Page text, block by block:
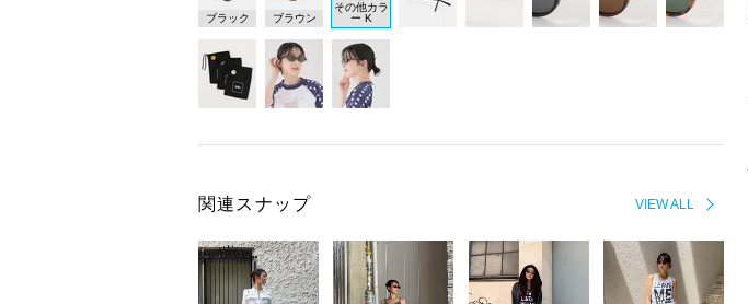
ブラック ブラウン
その他カラ
ー K
VIEW ALL
関連スナップ